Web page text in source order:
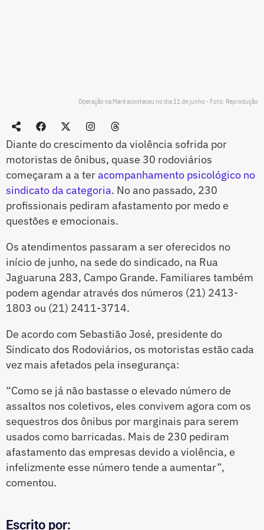
Operação na Maré aconteceu no dia 11 de junho - Foto: Reprodução
Diante do crescimento da violência sofrida por
motoristas de ônibus, quase 30 rodoviários
começaram a a teracompanhamento psicológico no
sindicato da categoria. No ano passado, 230
profissionais pediram afastamento por medo e
questões e emocionais.
Os atendimentos passaram a ser oferecidos no
início de junho, na sede do sindicado, na Rua
Jaguaruna 283, Campo Grande. Familiares também
podem agendar através dos números (21) 2413-
1803 ou (21) 2411-3714.
De acordo com Sebastião José, presidente do
Sindicato dos Rodoviários, os motoristas estão cada
vez mais afetados pela insegurança:
“Como se já não bastasse o elevado número de
assaltos nos coletivos, eles convivem agora com os
sequestros dos ônibus por marginais para serem
usados como barricadas. Mais de 230 pediram
afastamento das empresas devido a violência, e
infelizmente esse número tende a aumentar”,
comentou.
Escrito por: